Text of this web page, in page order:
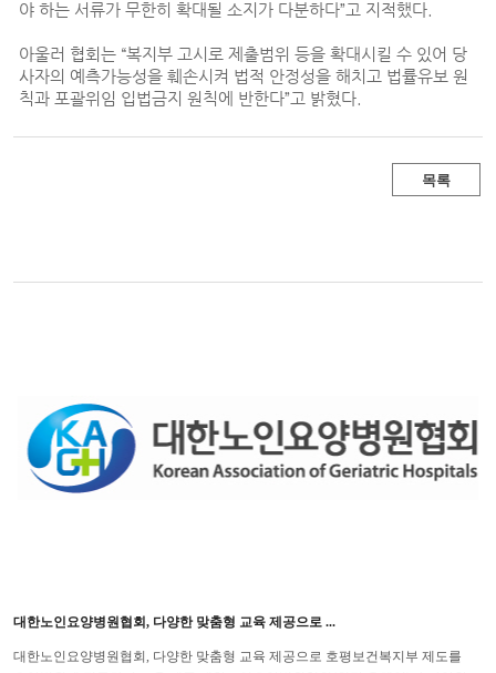
야 하는 서류가 무한히 확대될 소지가 다분하다”고 지적했다.
아울러 협회는 “복지부 고시로 제출범위 등을 확대시킬 수 있어 당
사자의 예측가능성을 훼손시켜 법적 안정성을 해치고 법률유보 원
칙과 포괄위임 입법금지 원칙에 반한다”고 밝혔다.
목록
대한노인요양병원협회, 다양한 맞춤형 교육 제공으로 ...
대한노인요양병원협회, 다양한 맞춤형 교육 제공으로 호평보건복지부 제도를